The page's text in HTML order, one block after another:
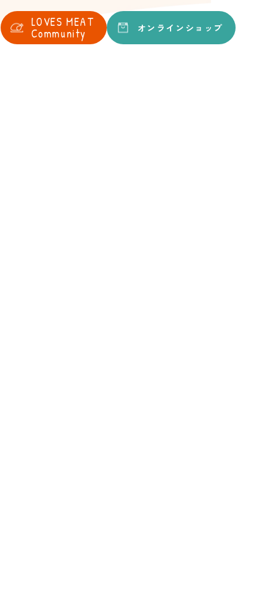
LOVESMEAT
Community オンライン ショップ